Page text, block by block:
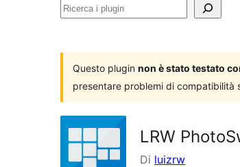
Ricerca
Questo plugin non è stato testato
presentare problemi di compatibilità
LRW
Di luizrw